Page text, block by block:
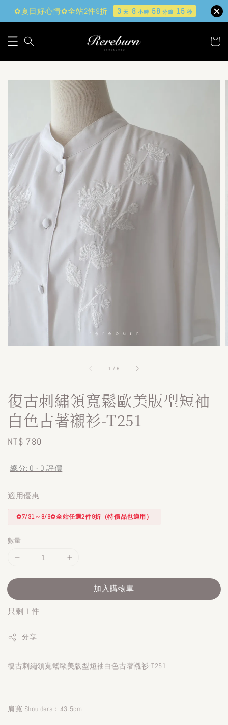
✿夏日好心情✿全站2件9折 3天 8小時 58分鐘 14秒
1 / 6
復古刺繡領寬鬆歐美版型短袖
白色古著襯衫-T251
Regular
NT$ 780
總分: 0 - 0 評價
適用優惠
✿7/31～8/9✿全站任選2件9折（特價品也適用）
數量
加入購物車
只剩 1 件
分享
復古刺繡領寬鬆歐美版型短袖白色古著襯衫-T251
肩寬 Shoulders：43.5cm